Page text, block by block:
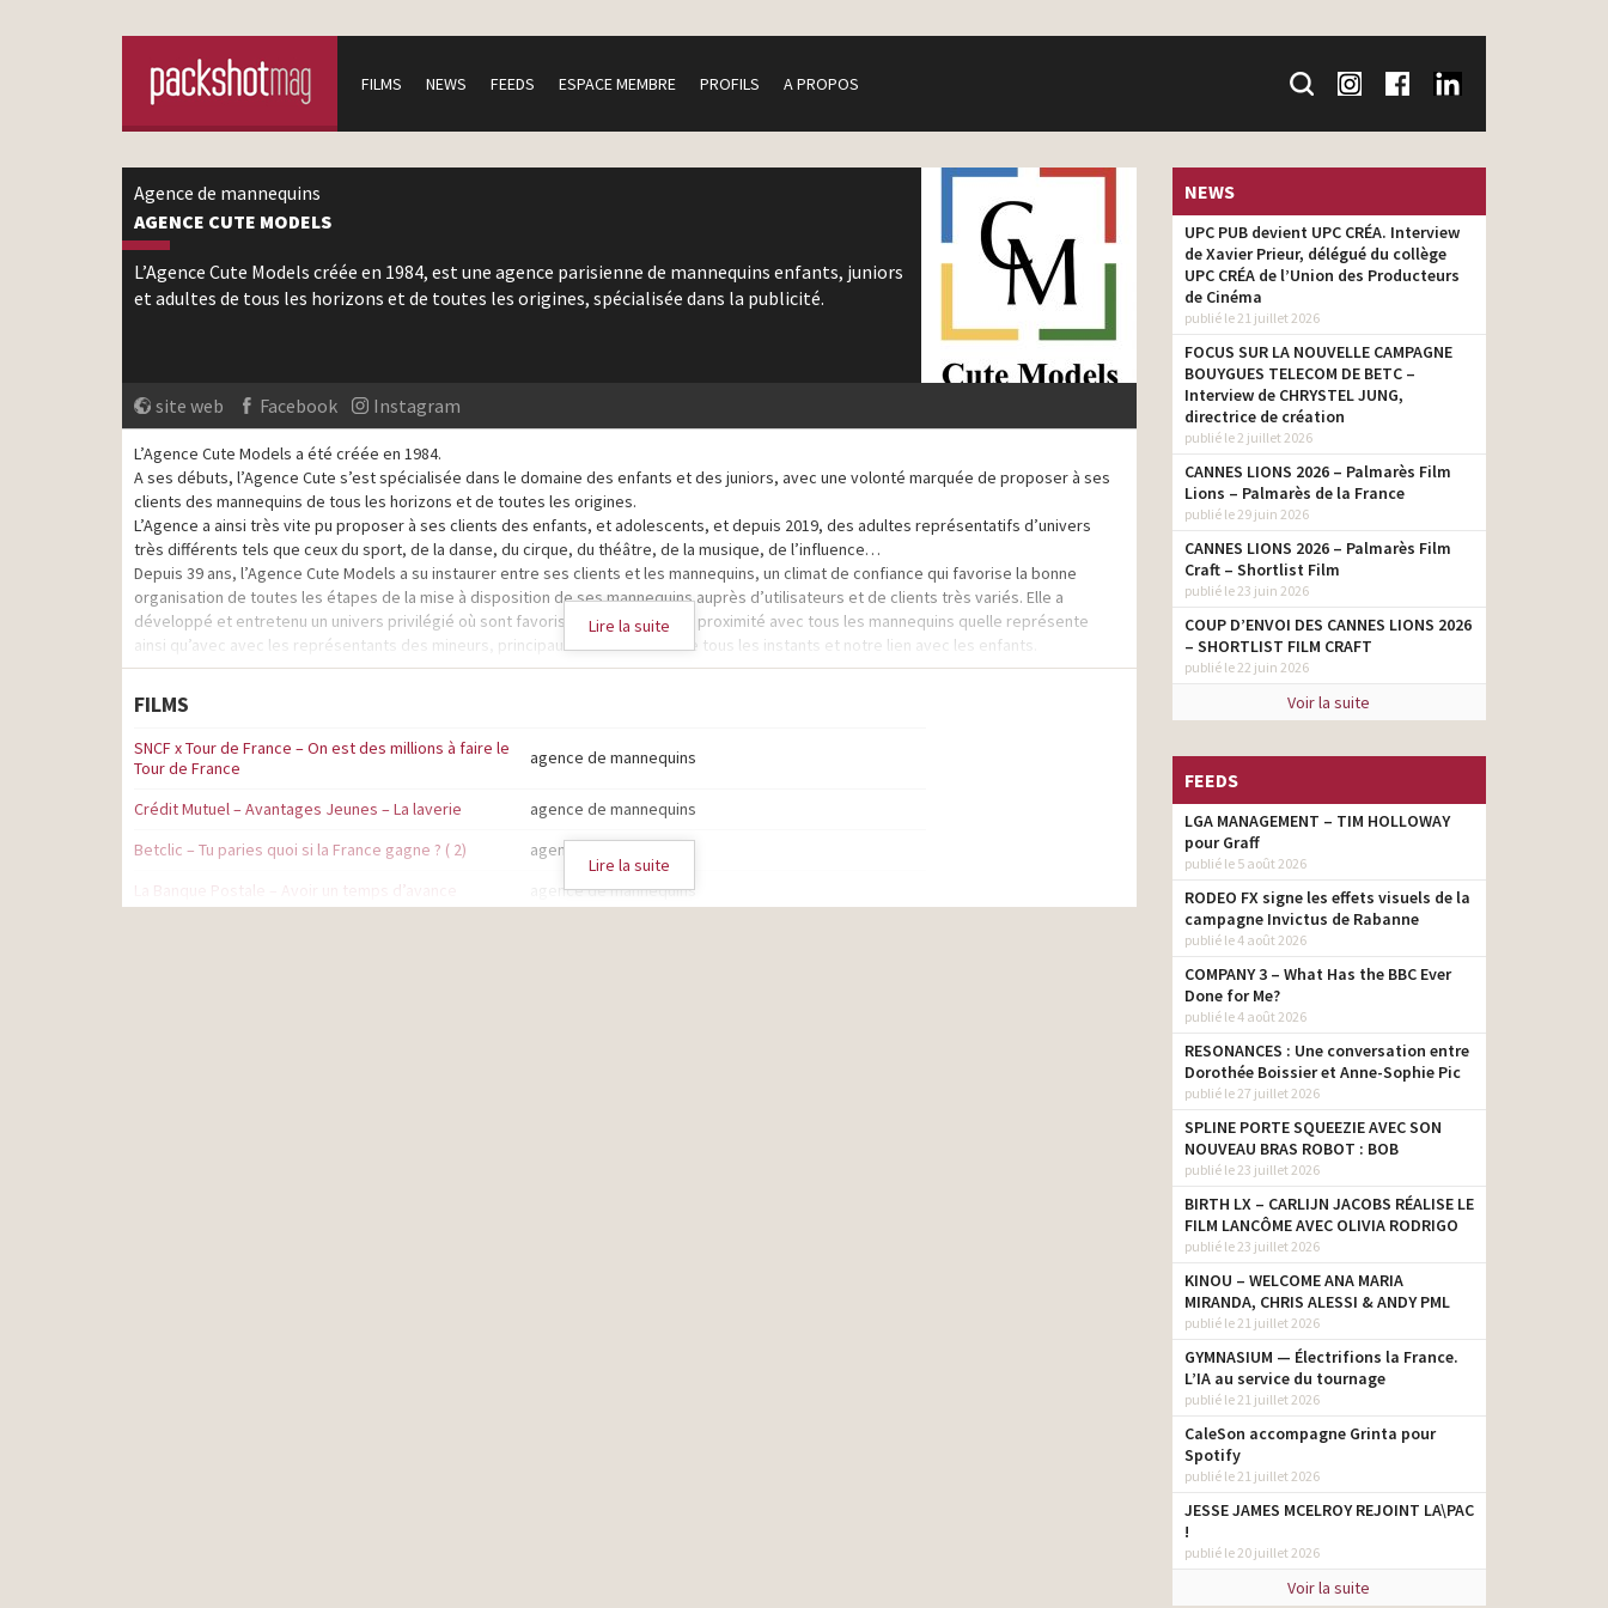
FILMS NEWS FEEDS ESPACE MEMBRE PROFILS A PROPOS
Agence de mannequins
AGENCE CUTE MODELS
L’Agence Cute Models créée en 1984, est une agence parisienne de mannequins enfants, juniors
et adultes de tous les horizons et de toutes les origines, spécialisée dans la publicité.
site web Facebook Instagram
L’Agence Cute Models a été créée en 1984.
A ses débuts, l’Agence Cute s’est spécialisée dans le domaine des enfants et des juniors, avec une volonté marquée de proposer à ses
clients des mannequins de tous les horizons et de toutes les origines.
L’Agence a ainsi très vite pu proposer à ses clients des enfants, et adolescents, et depuis 2019, des adultes représentatifs d’univers
très différents tels que ceux du sport, de la danse, du cirque, du théâtre, de la musique, de l’influence…
Depuis 39 ans, l’Agence Cute Models a su instaurer entre ses clients et les mannequins, un climat de confiance qui favorise la bonne
organisation de toutes les étapes de la mise à disposition de ses mannequins auprès d’utilisateurs et de clients très variés. Elle a
développé et entretenu un univers privilégié où sont favorisés le contact et la proximité avec tous les mannequins quelle représente
ainsi qu’avec avec les représentants des mineurs, principaux interlocuteurs de tous les instants et notre lien avec les enfants.
Lire la suite
FILMS
SNCF x Tour de France – On est des millions à faire le
Tour de France
agence de mannequins
Crédit Mutuel – Avantages Jeunes – La laverie
agence de mannequins
Betclic – Tu paries quoi si la France gagne ? ( 2)
agence de mannequins
La Banque Postale – Avoir un temps d’avance
agence de mannequins
Lire la suite
NEWS
UPC PUB devient UPC CRÉA. Interview
de Xavier Prieur, délégué du collège
UPC CRÉA de l’Union des Producteurs
de Cinéma
publié le 21 juillet 2026
FOCUS SUR LA NOUVELLE CAMPAGNE
BOUYGUES TELECOM DE BETC –
Interview de CHRYSTEL JUNG,
directrice de création
publié le 2 juillet 2026
CANNES LIONS 2026 – Palmarès Film
Lions – Palmarès de la France
publié le 29 juin 2026
CANNES LIONS 2026 – Palmarès Film
Craft – Shortlist Film
publié le 23 juin 2026
COUP D’ENVOI DES CANNES LIONS 2026
– SHORTLIST FILM CRAFT
publié le 22 juin 2026
Voir la suite
FEEDS
LGA MANAGEMENT – TIM HOLLOWAY
pour Graff
publié le 5 août 2026
RODEO FX signe les effets visuels de la
campagne Invictus de Rabanne
publié le 4 août 2026
COMPANY 3 – What Has the BBC Ever
Done for Me?
publié le 4 août 2026
RESONANCES : Une conversation entre
Dorothée Boissier et Anne-Sophie Pic
publié le 27 juillet 2026
SPLINE PORTE SQUEEZIE AVEC SON
NOUVEAU BRAS ROBOT : BOB
publié le 23 juillet 2026
BIRTH LX – CARLIJN JACOBS RÉALISE LE
FILM LANCÔME AVEC OLIVIA RODRIGO
publié le 23 juillet 2026
KINOU – WELCOME ANA MARIA
MIRANDA, CHRIS ALESSI & ANDY PML
publié le 21 juillet 2026
GYMNASIUM — Électrifions la France.
L’IA au service du tournage
publié le 21 juillet 2026
CaleSon accompagne Grinta pour
Spotify
publié le 21 juillet 2026
JESSE JAMES MCELROY REJOINT LA\PAC
!
publié le 20 juillet 2026
Voir la suite